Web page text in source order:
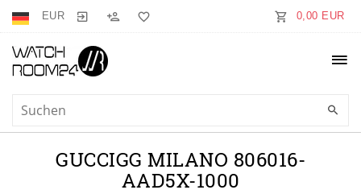
EUR 0,00 EUR
GUCCIGG MILANO 806016-
AAD5X-1000